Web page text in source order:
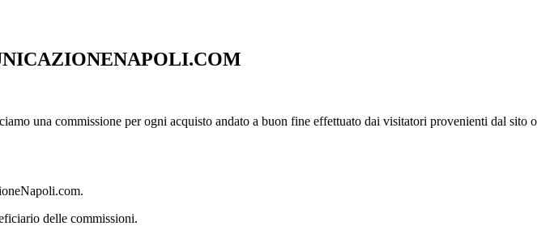
una commissione per ogni acquisto andato a buon fine effettuato dai visitatori provenienti dal sito o
delle commissioni.